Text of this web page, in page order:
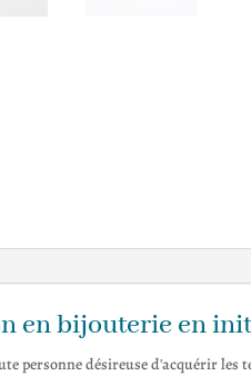
en bijouterie en
personne désireuse d'acquérir